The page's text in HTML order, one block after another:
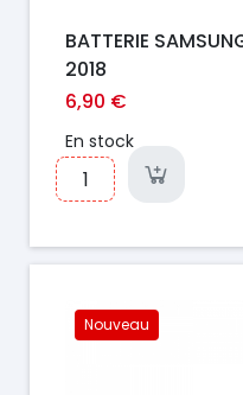
BATTERIE
2018
6,90 €
En stock
Nouveau